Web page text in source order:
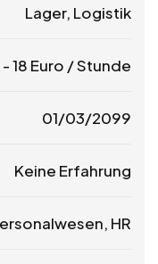
Lager, Logistik
-18 Euro / Stunde
01/03/2099
Keine Erfahrung
HR